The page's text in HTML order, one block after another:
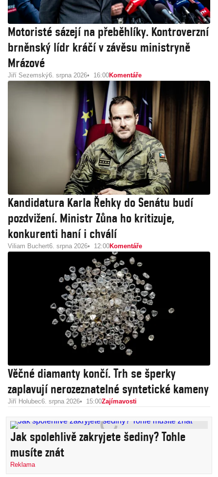
Motoristé sázejí na přeběhlíky. Kontroverzní
brněnský lídr kráčí v závěsu ministryně
Mrázové
Jiří Sezemský6. srpna 2026 16:00Komentáře
Kandidatura Karla Řehky do Senátu budí
pozdvižení. Ministr Zůna ho kritizuje,
konkurenti haní i chválí
Viliam Buchert6. srpna 2026 12:00Komentáře
Věčné diamanty končí. Trh se šperky
zaplavují nerozeznatelné syntetické kameny
Jiří Holubec6. srpna 2026 15:00Zajímavosti
Jak spolehlivě zakryjete šediny? Tohle
musíte znát
Reklama